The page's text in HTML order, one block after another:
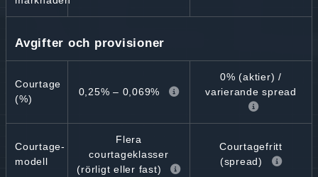
Avgifter och provisioner
Courtage
(%)
0,25% – 0,069%
0% (aktier) /
varierande spread
Courtage-
modell
Flera
courtageklasser
(rörligt eller fast)
Courtagefritt
(spread)